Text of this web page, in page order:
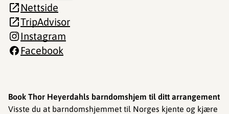
Book Thor Heyerdahls barndomshjem til ditt arrangement
Visste du at barndomshjemmet til Norges kjente og kjære
Nettside
TripAdvisor
Instagram
Facebook